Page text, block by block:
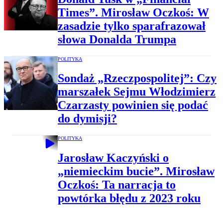
Times”. Mirosław Oczkoś: W
zasadzie tylko sparafrazował
słowa Donalda Trumpa
POLITYKA
Sondaż „Rzeczpospolitej”: Czy
marszałek Sejmu Włodzimierz
Czarzasty powinien się podać
do dymisji?
POLITYKA
Jarosław Kaczyński o
„niemieckim bucie”. Mirosław
Oczkoś: Ta narracja to
powtórka błędu z 2023 roku